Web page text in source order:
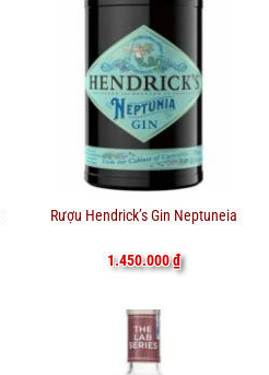
Rượu Hendrick’s Gin Neptuneia
1.450.000₫